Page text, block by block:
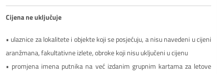
Cijena ne uključuje
• ulaznice za lokalitete i objekte koji se posjećuju, a nisu navedeni u cijeni
aranžmana, fakultativne izlete, obroke koji nisu uključeni u cijenu
• promjena imena putnika na već izdanim grupnim kartama za letove